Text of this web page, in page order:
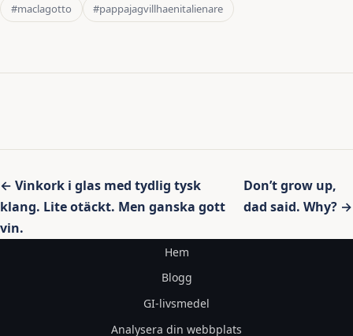
#maclagotto
#pappajagvillhaenitalienare
Inläggsnavigering
← Vinkork i glas med tydlig tysk
klang. Lite otäckt. Men ganska gott
vin.
Don’t grow up,
dad said. Why? →
Hem
Blogg
GI-livsmedel
Analysera din webbplats